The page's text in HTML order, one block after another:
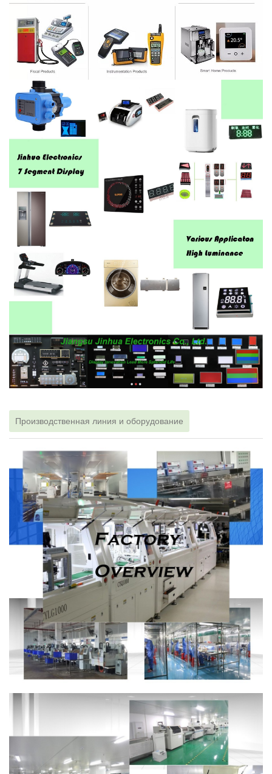
Производственная линия и оборудование